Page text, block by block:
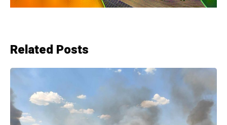
Related Posts